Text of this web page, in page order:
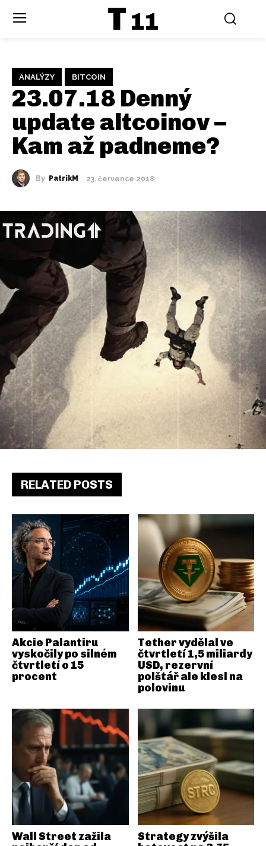
T 11
ANALÝZY BITCOIN
23.07.18 Denný
update altcoinov –
Kam až padneme?
By PatrikM 23. července 2018
RELATED POSTS
Akcie Palantiru
vyskočily po silném
čtvrtletí o 15
procent
Tether vydělal ve
čtvrtletí 1,5 miliardy
USD, rezervní
polštář ale klesl na
polovinu
Wall Street zažila
Strategy zvýšila